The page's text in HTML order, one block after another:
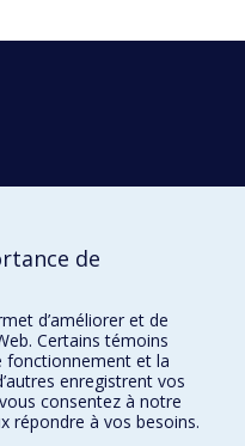
de
d’améliorer et de
Certains témoins
fonctionnement et la
enregistrent vos
consentez à notre
répondre à vos besoins.